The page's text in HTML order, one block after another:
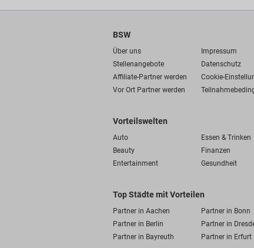
BSW
Über uns
Impressum
Stellenangebote
Datenschutz
Affiliate-Partner werden
Cookie-
Vor Ort Partner werden
Vorteilswelten
Auto Essen & Trinken
Beauty
Finanzen
Entertainment
Gesundheit
Top Städte mit Vorteilen
Partner in Aachen Partner in Bonn
Partner in Berlin
Partner in
Partner in Bayreuth
Partner in Erfurt